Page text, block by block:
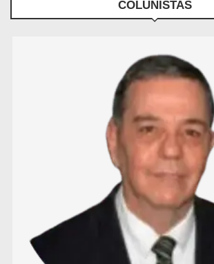
COLUNISTAS